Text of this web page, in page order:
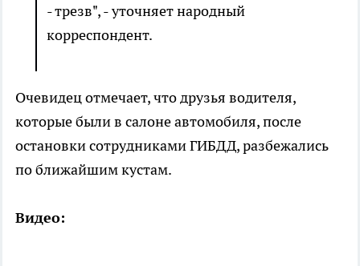
- трезв", - уточняет народный
корреспондент.
Очевидец отмечает, что друзья водителя,
которые были в салоне автомобиля, после
остановки сотрудниками ГИБДД, разбежались
по ближайшим кустам.
Видео: